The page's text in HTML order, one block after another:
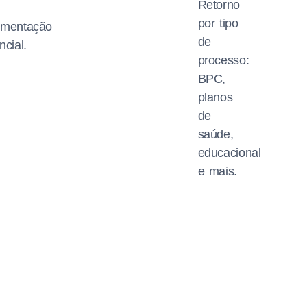
Retorno
por tipo
de
processo:
BPC,
planos
de
saúde,
educacional
e mais.